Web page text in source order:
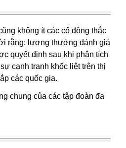
không ít các cổ đông thắc
rằng: lương thưởng đánh giá
quyết định sau khi phân tích
cạnh tranh khốc liệt trên thị
các quốc gia.
chung của các tập đoàn đa